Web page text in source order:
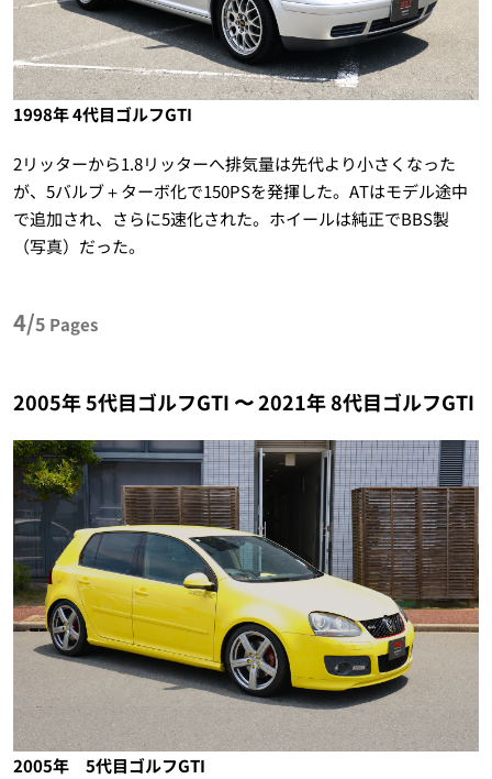
1998年 4代目ゴルフGTI
2リッターから1.8リッターへ排気量は先代より小さくなった
が、5バルブ＋ターボ化で150PSを発揮した。ATはモデル途中
で追加され、さらに5速化された。ホイールは純正でBBS製
（写真）だった。
4/5 Pages
2005年 5代目ゴルフGTI 〜 2021年 8代目ゴルフGTI
2005年 5代目ゴルフGTI